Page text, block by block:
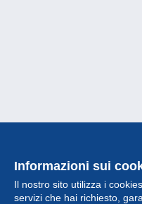
Informazioni sui
Il nostro sito utilizza i
servizi che hai richiesto,